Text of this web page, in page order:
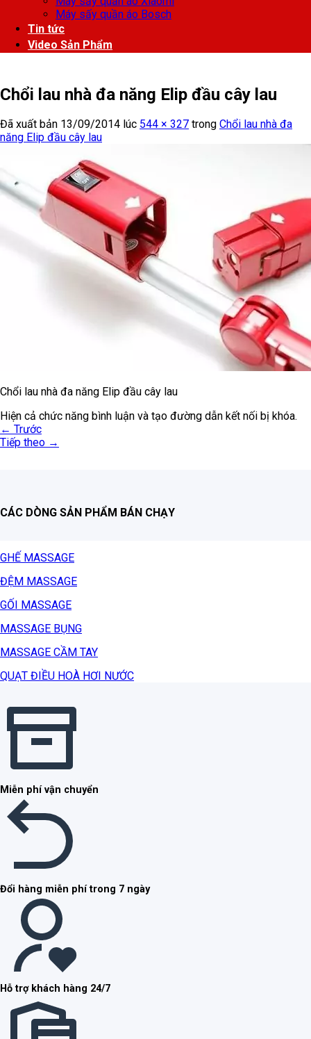
Máy sấy quần áo Bosch
Tin tức
Video Sản Phẩm
Chổi lau nhà đa năng Elip đầu cây lau
Đã xuất bản 13/09/2014 lúc 544 × 327 trong Chổi lau nhà đa
năng Elip đầu cây lau
Chổi lau nhà đa năng Elip đầu cây lau
Hiện cả chức năng bình luận và tạo đường dẫn kết nối bị khóa.
← Trước
Tiếp theo →
CÁC DÒNG SẢN PHẨM BÁN CHẠY
GHẾ MASSAGE
ĐỆM MASSAGE
GỐI MASSAGE
MASSAGE BỤNG
MASSAGE CẦM TAY
QUẠT ĐIỀU HOÀ HƠI NƯỚC
Miễn phí vận chuyển
Đổi hàng miễn phí trong 7 ngày
Hỗ trợ khách hàng 24/7